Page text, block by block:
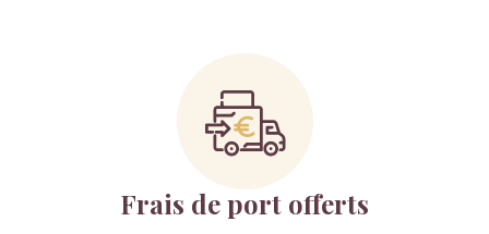
Frais de port offerts